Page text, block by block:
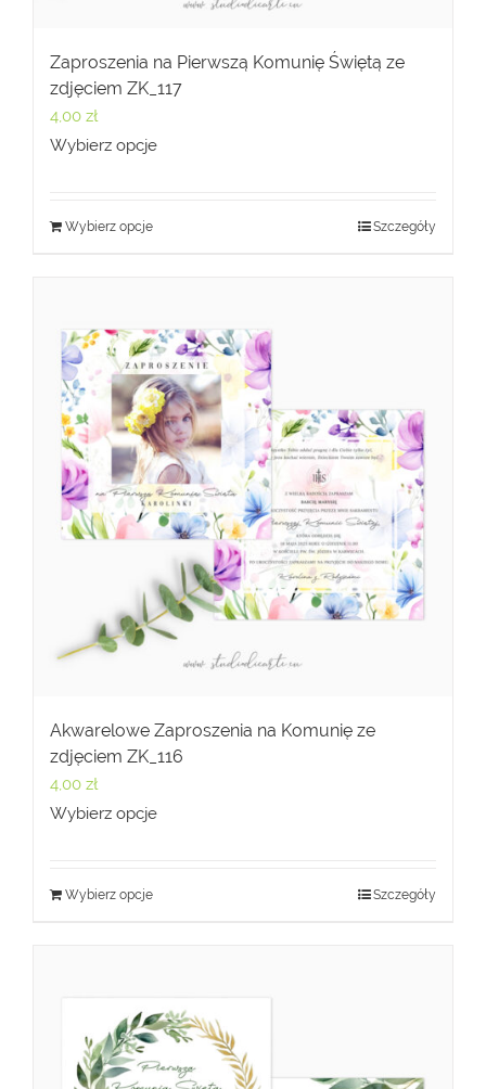
Zaproszenia na Pierwszą Komunię Świętą ze
zdjęciem ZK_117
4,00 zł
Wybierz opcje
Wybierz opcje Szczegóły
Akwarelowe Zaproszenia na Komunię ze
zdjęciem ZK_116
4,00 zł
Wybierz opcje
Wybierz opcje Szczegóły